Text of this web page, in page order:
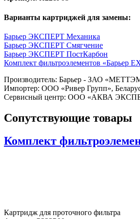
Варианты картриджей для замены:
Барьер ЭКСПЕРТ Механика
Барьер ЭКСПЕРТ Смягчение
Барьер ЭКСПЕРТ ПостКарбон
Комплект фильтроэлементов «Барьер
Производитель: Барьер - ЗАО
Импортер: ООО «Ривер Групп»,
Сервисный центр: ООО «АКВА
Сопутствующие товары
Комплект
Картридж для проточного фильтра